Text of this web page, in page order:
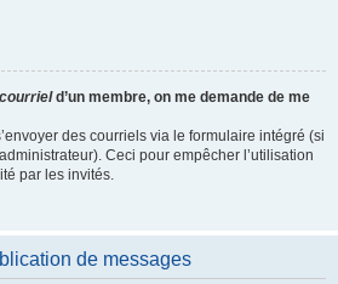
courrield’un membre, on me demande de me
des courriels via le formulaire intégré (si
Ceci pour empêcher l’utilisation
par les invités.
de messages